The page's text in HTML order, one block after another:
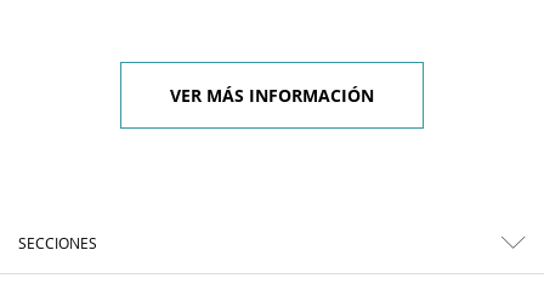
VER MÁS INFORMACIÓN
SECCIONES